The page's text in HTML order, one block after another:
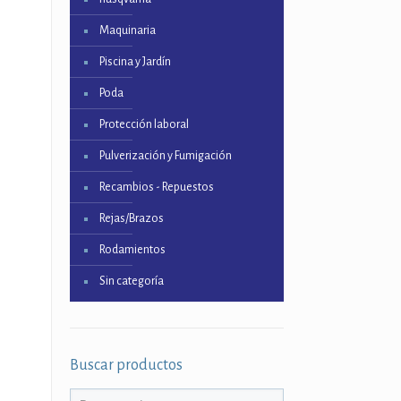
Maquinaria
Piscina y Jardín
Poda
Protección laboral
Pulverización y Fumigación
Recambios - Repuestos
Rejas/Brazos
Rodamientos
Sin categoría
Buscar productos